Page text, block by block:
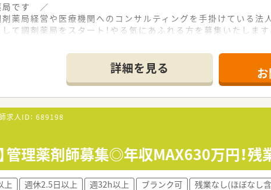
です ／
薬局経営や医療機関へのコンサルティングを手掛けている法人
て調剤薬局をスタート！やる気にあふれる方を募集いたします。
は内科・消化器科・眼科・（泌尿器科・膠原病内科）です。
処方箋枚数は平均50枚/日。
～30代の薬剤師様活躍中♪
詳細を見る
求人ID： 689198
管理薬剤師募集◎年収MAX630万円！
上 週休2.5日以上 週32h以上 ブランク可 残業なし(ほぼなし